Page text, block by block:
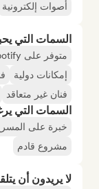
أصوات إلكترونية
السمات التي
متوفر على Spotify
إمكانات دولية
فنان غير متعاقد
السمات التي
خبرة على
مشروع قادم
لا يريدون أن